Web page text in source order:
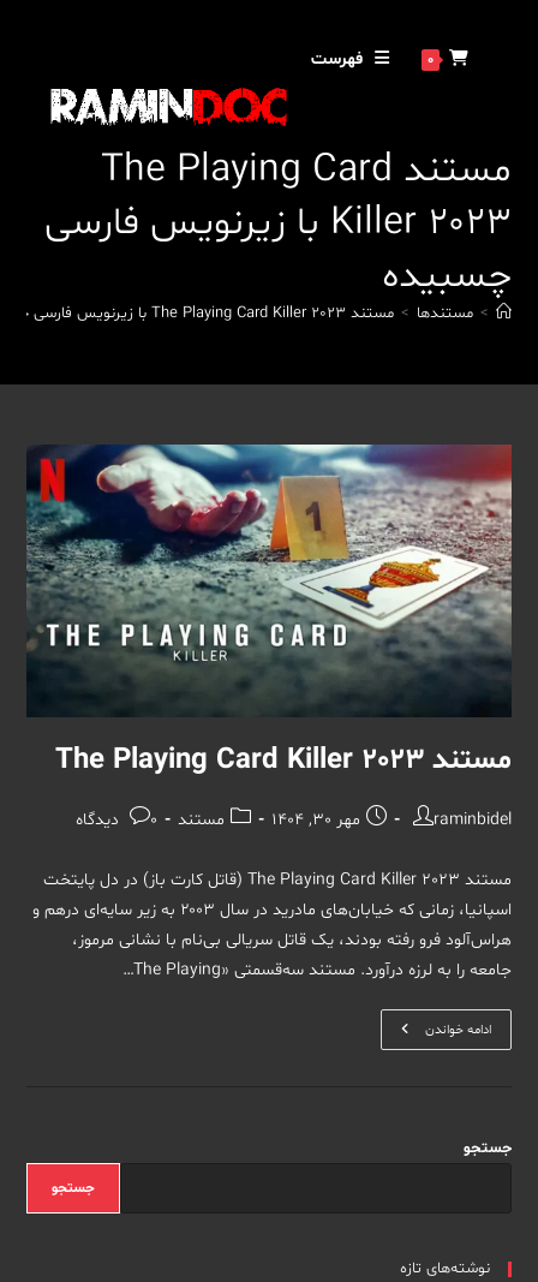
0 فهرست
مستند The Playing Card
Killer 2023 با زیرنویس فارسی
چسبیده
> مستندها > مستند The Playing Card Killer 2023 با زیرنویس فارسی چسبیده
مستند The Playing Card Killer 2023
نویسندهٔ
raminbidel
نوشته
شده
است:
مهر 30, 1404
دسته‌مستند
نظرات
0 دیدگاه
مستند The Playing Card Killer 2023 (قاتل کارت باز) در دل پایتخت
اسپانیا، زمانی که خیابان‌های مادرید در سال ۲۰۰۳ به زیر سایه‌ای درهم و
هراس‌آلود فرو رفته بودند، یک قاتل سریالی بی‌نام با نشانی مرموز،
جامعه را به لرزه درآورد. مستند سه‌قسمتی «The Playing…
ادامه خواندنمستند
The
جستجو
جستجو
نوشته‌های تازه